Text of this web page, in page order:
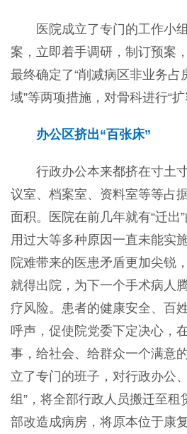
医院成立了专门的工作小组
案，立即着手调研，制订预案
最终确定了“削减病区非业务占
域”等两项措施，对骨科进行“扩
办公区挤出“百张床”
行政办公本来都挤在寸土寸
议室、档案室、资料室等等占
面积。医院在前几年就有“迁出
用过大等多种原因一直未能实
院难带来的医患矛盾更加尖锐
就得出院，为下一个手术病人
疗风险。患者的健康安全、百
呼声，促使院党委下定决心，
事，给社会、给群众一个满意
立了专门的班子，对行政办公
组”，将全部行政人员搬迁至租
部改造成病房，将原本位于康